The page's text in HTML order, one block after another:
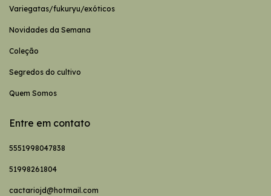
Variegatas/fukuryu/exóticos
Novidades da Semana
Coleção
Segredos do cultivo
Quem Somos
Entre em contato
5551998047838
51998261804
cactariojd@hotmail.com